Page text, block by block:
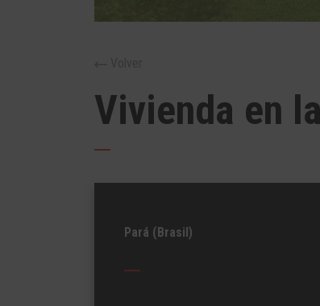
Vivienda en
Pará (Brasil)